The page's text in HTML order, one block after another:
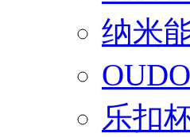
纳米
乐扣